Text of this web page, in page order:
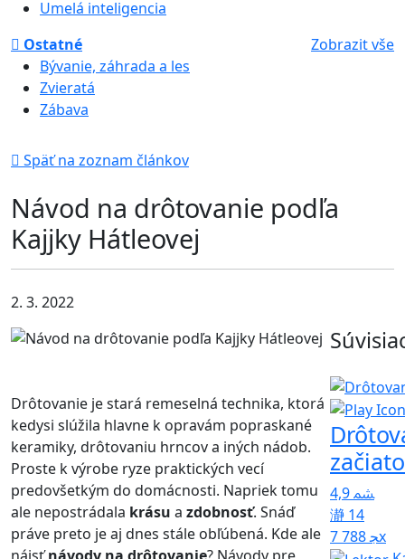
Umelá inteligencia
Ostatné
Zobrazit vše
Bývanie, záhrada a les
Zvieratá
Zábava
Späť na zoznam článkov
Návod na drôtovanie podľa
Kajjky Hátleovej
2. 3. 2022
Drôtovanie je stará remeselná technika, ktorá
kedysi slúžila hlavne k opravám popraskané
keramiky, drôtovaniu hrncov a iných nádob.
Proste k výrobe ryze praktických vecí
predovšetkým do domácnosti. Napriek tomu
ale nepostrádala krásu a zdobnosť. Snáď
práve preto je aj dnes stále obľúbená. Kde ale
4,9
14
7 788x